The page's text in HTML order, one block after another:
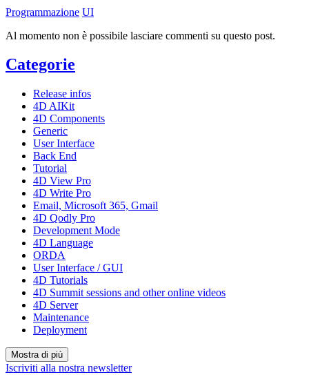
Programmazione UI
Al momento non è possibile lasciare commenti su questo post.
Categorie
Release infos
4D AIKit
4D Components
Generic
User Interface
Back End
Tutorial
4D View Pro
4D Write Pro
Email, Microsoft 365, Gmail
4D Qodly Pro
Development Mode
4D Language
ORDA
User Interface / GUI
4D Tutorials
4D Summit sessions and other online videos
4D Server
Maintenance
Deployment
Mostra di più
Iscriviti alla nostra newsletter